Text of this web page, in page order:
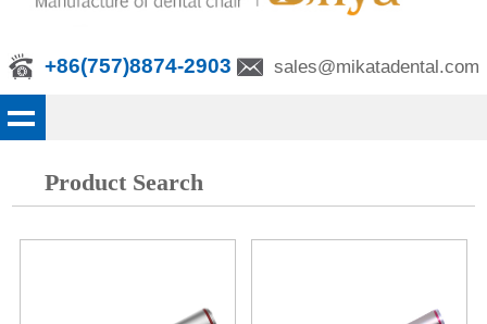
+86(757)8874-2903 sales@mikatadental.com
Product Search